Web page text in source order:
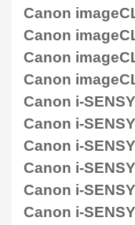
Canon
Canon
Canon
Canon
Canon i-
Canon i-
Canon i-
Canon i-
Canon i-
Canon i-